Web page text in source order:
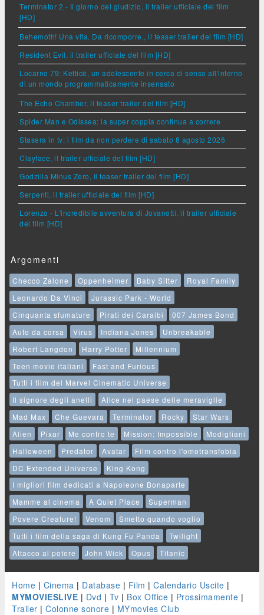
Terminator 2 - Il giorno del giudizio, il trailer ufficiale del film
[HD]
Behemoth! Una vita. Da ricomporre., il teaser trailer del film [HD]
Resident Evil, il trailer ufficiale del film [HD]
Locarno 79: Ketticè, un adolescente in cerca di senso all'interno
di un mondo programmaticamente insensato
The Echo Chamber, il teaser trailer del film [HD]
Spider Man e Odissea: la super coppia continua a correre
Stasera in tv: i film da non perdere di sabato 8 agosto 2026
Clayface, il trailer ufficiale del film [HD]
Godzilla Minus Zero, il teaser trailer del film [HD]
Serpenti, il trailer ufficiale del film [HD]
Lorenzo - L'incredibile avventura di Jovanotti, il trailer ufficiale
del film [HD]
Argomenti
Checco Zalone Oppenheimer Baby Sitter
Royal Family
Leonardo Da Vinci
Jurassic Park - World
Cinquanta sfumature
Pirati dei Caraibi
007 James Bond
Auto da corsa
Virus Indiana Jones
Unbreakable
Robert Langdon
Harry Potter
Millennium
Teen movie italiani
Fast and Furious
Tutti i film del Marvel Cinematic Universe
Il signore degli anelli
Alice nel paese delle meraviglie
Mad Max
Che Guevara Terminator Rocky
Star Wars
Alien
Pixar Me contro te Mission: Impossible
Modigliani
Halloween
Predator Avatar
Film contro l'omotransfobia
DC Extended Universe
King Kong
I migliori film dedicati a Napoleone Bonaparte
Mamme al cinema
A Quiet Place
Superman
Povere Creature!
Venom
Smetto quando voglio
Tutti i film della saga di Kung Fu Panda
Twilight
Attacco al potere
John Wick Opus Titanic
Home | Cinema | Database | Film | Calendario Uscite |
MYMOVIESLIVE | Dvd | Tv | Box Office | Prossimamente |
Trailer | Colonne sonore | MYmovies Club